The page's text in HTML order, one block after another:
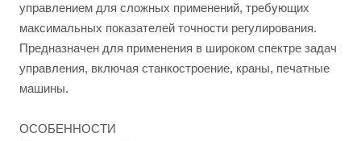
управлением для сложных применений, требующих
максимальных показателей точности регулирования.
Предназначен для применения в широком спектре задач
управления, включая станкостроение, краны, печатные
машины.
ОСОБЕННОСТИ